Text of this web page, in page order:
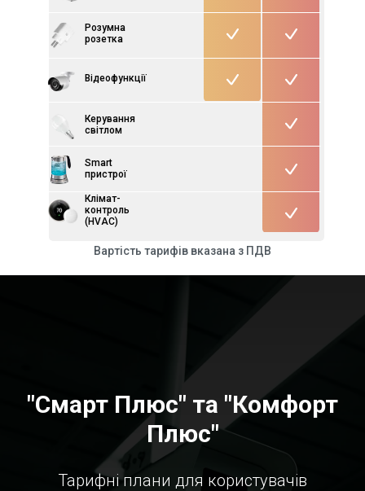
Smart
пристрої
Розумна
розетка
Відеофункції
Керування
світлом
Клімат-
контроль
(HVAC)
Вартість тарифів вказана з ПДВ
"Смарт Плюс" та "Комфорт
Плюс"
Тарифні плани для користувачів